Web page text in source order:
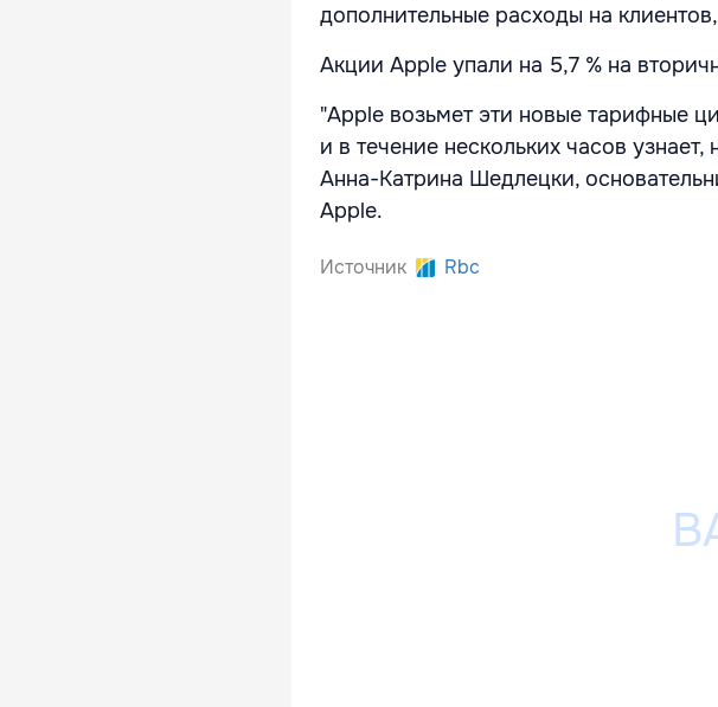
дополнительные расходы на
Акции Apple упали на 5,7 % на
"Apple возьмет эти новые тарифные
и в течение нескольких часов
Анна-Катрина Шедлецки,
Apple.
Источник Rbc